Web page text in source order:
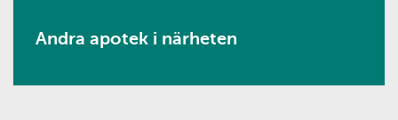
Andra apotek i närheten